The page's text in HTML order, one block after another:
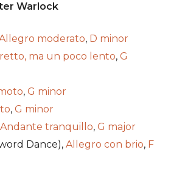
Warlock
moderato, D minor
ma un poco lento, G
, G minor
, G minor
Andante tranquillo, G major
Dance), Allegro con brio, F